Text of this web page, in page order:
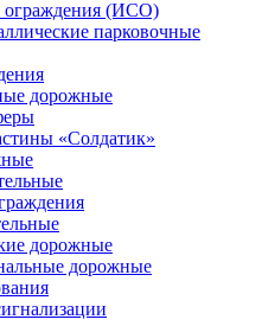
ограждения (ИСО)
парковочные
дорожные
«Солдатик»
дорожные
дорожные